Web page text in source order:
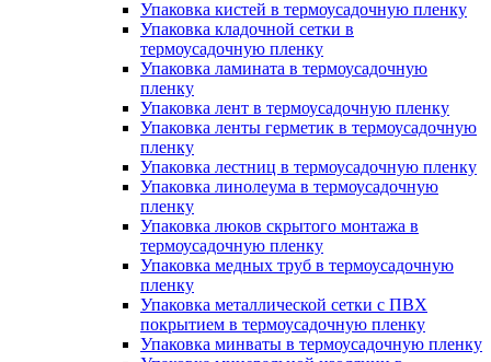
Упаковка кистей в термоусадочную пленку
Упаковка кладочной сетки в
термоусадочную пленку
Упаковка ламината в термоусадочную
пленку
Упаковка лент в термоусадочную пленку
Упаковка ленты герметик в термоусадочную
пленку
Упаковка лестниц в термоусадочную пленку
Упаковка линолеума в термоусадочную
пленку
Упаковка люков скрытого монтажа в
термоусадочную пленку
Упаковка медных труб в термоусадочную
пленку
Упаковка металлической сетки с ПВХ
покрытием в термоусадочную пленку
Упаковка минваты в термоусадочную пленку